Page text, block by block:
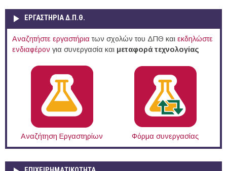
ΕΡΓΑΣΤΗΡΙΑ Δ.Π.Θ.
Αναζητήστε εργαστήρια των σχολών του ΔΠΘ και εκδηλώστε
ενδιαφέρον για συνεργασία και μεταφορά τεχνολογίας
Αναζήτηση Εργαστηρίων Φόρμα συνεργασίας